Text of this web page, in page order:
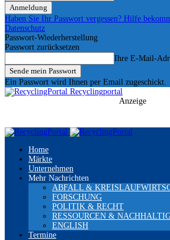
Haben Sie Ihr Passwort vergessen? Hilfe
Datenschutz
Passwort-Wiederherstellung
Passwort zurücksetzen
Ihre E-Mail-
Ein Passwort wird Ihnen per Email zugeschickt.
Recyclingportal
Anzeige
Home
Märkte
Unternehmen
Mehr Nachrichten
ABFALL &
FORSCHUNG
POLITIK & RECHT
RESSOURCEN &
ENGLISH
Termine